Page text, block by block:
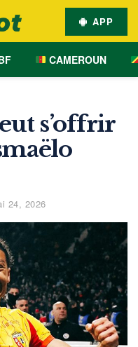
APP
CAMEROUN
s’offrir
24, 2026